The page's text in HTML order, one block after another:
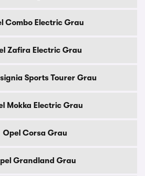
Combo Electric Grau
Zafira Electric Grau
Sports Tourer Grau
Mokka Electric Grau
Opel Corsa Grau
Grandland Grau